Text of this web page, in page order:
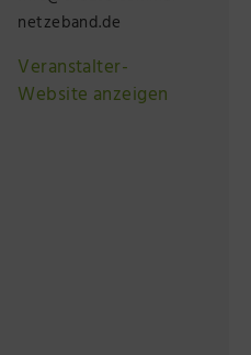
netzeband.de
Veranstalter-
Website anzeigen